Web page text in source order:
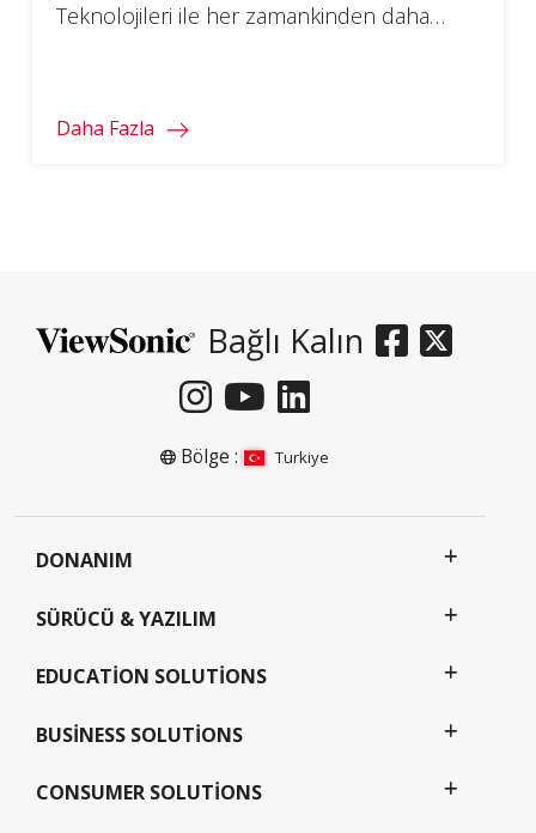
Teknolojileri ile her zamankinden daha
Daha Fazla
Bağlı Kalın
Bölge : Turkiye
DONANIM
SÜRÜCÜ & YAZILIM
EDUCATION SOLUTIONS
BUSINESS SOLUTIONS
CONSUMER SOLUTIONS